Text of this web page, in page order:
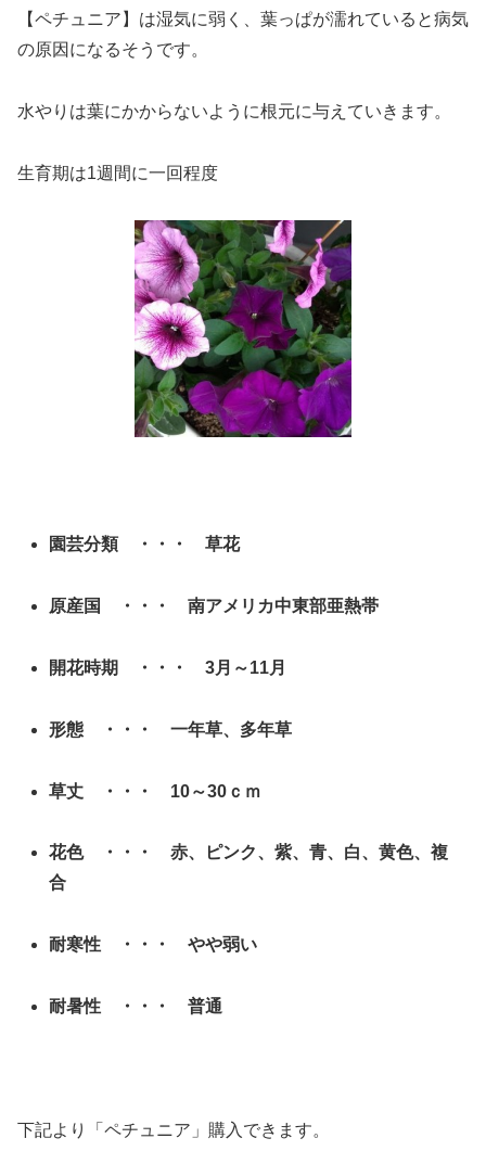
【ペチュニア】は湿気に弱く、葉っぱが濡れていると病気
の原因になるそうです。
水やりは葉にかからないように根元に与えていきます。
生育期は1週間に一回程度
園芸分類 ・・・ 草花
原産国 ・・・ 南アメリカ中東部亜熱帯
開花時期 ・・・ 3月～11月
形態 ・・・ 一年草、多年草
草丈 ・・・ 10～30ｃｍ
花色 ・・・ 赤、ピンク、紫、青、白、黄色、複
合
耐寒性 ・・・ やや弱い
耐暑性 ・・・ 普通
下記より「ペチュニア」購入できます。